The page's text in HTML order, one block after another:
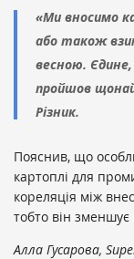
«Ми вносимо
або також
весною.
пройшов
Різник.
Пояснив, що
картоплі для
кореляція між
тобто він зменшує
Алла Гусарова,